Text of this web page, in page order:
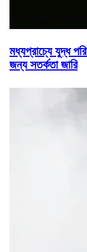
মধ্যপ্রাচ্যে যুদ্ধ
জন্য সতর্কতা জারি